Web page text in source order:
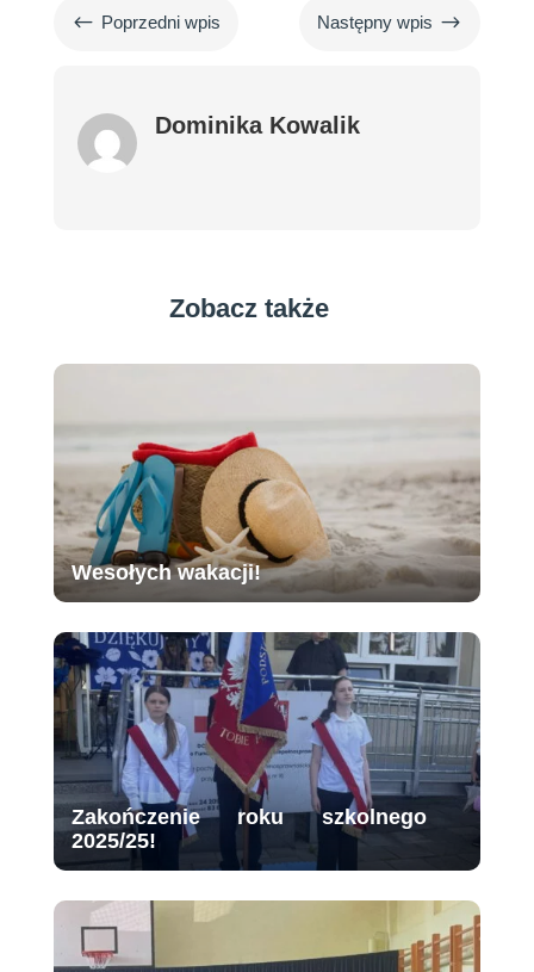
# Poprzedni wpis Następny wpis $
Dominika Kowalik
Zobacz także
Wesołych wakacji!
Zakończenie roku szkolnego
2025/25!